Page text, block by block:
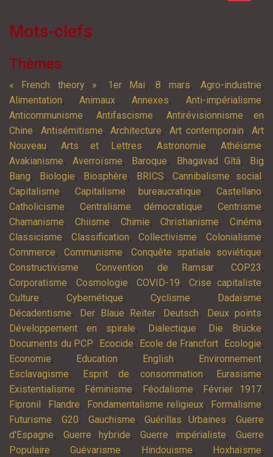
Mots-clefs
Thèmes
« French theory », 1er Mai,8 mars, Agro-industrie,
Alimentation, Animaux,Annexes,Anti-impérialisme,
Anticommunisme, Antifascisme, Antirévisionnisme en
Chine, Antisémitisme,Architecture, Art contemporain,Art
Nouveau,Arts et Lettres, Astronomie,Athéisme,
Avakianisme,Averroïsme, Baroque, Bhagavad Gîtâ,
Big
Bang, Biologie, Biosphère, BRICS,Cannibalisme social ,
Capitalisme,Capitalisme bureaucratique,Castellano,
Catholicisme,Centralisme démocratique,Centrisme,
Chamanisme, Chiisme, Chimie,Christianisme, Cinéma,
Classicisme, Classification, Collectivisme, Colonialisme,
Commerce, Communisme, Conquête spatiale soviétique,
Constructivisme, Convention de Ramsar, COP23 ,
Corporatisme, Cosmologie, COVID-19, Crise capitaliste,
Culture, Cybernétique, Cyclisme, Dadaïsme,
Décadentisme, Der Blaue Reiter, Deutsch, Deux points,
Développement en spirale, Dialectique, Die Brücke,
Documents du PCP, Ecocide, Ecole de Francfort, Ecologie,
Economie, Education, English, Environnement,
Esclavagisme, Esprit de consommation, Eurasisme,
Existentialisme, Féminisme, Féodalisme, Février 1917,
Fipronil , Flandre, Fondamentalisme religieux, Formalisme,
Futurisme, G20, Gauchisme,Guérillas Urbaines,Guerre
d'Espagne,Guerre hybride,Guerre impérialiste,Guerre
Populaire,Guévarisme, Hindouisme, Hoxhaïsme,